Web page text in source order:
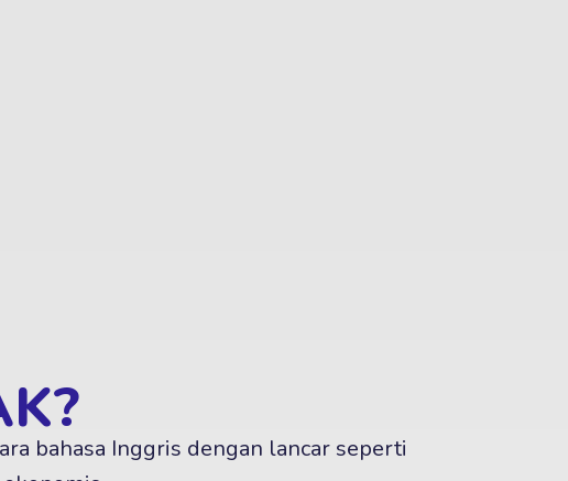
bahasa Inggris dengan lancar seperti